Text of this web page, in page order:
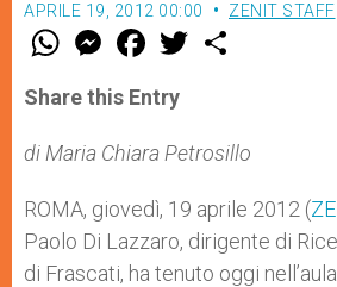
APRILE 19, 2012 00:00 ZENIT STAFF
W
t
s
p
p
M
e
s
e
g
e
F
a
e
b
o
k
w
r
Share this Entry
di Maria Chiara Petrosillo
ROMA, giovedì, 19 aprile 2012 (
Paolo Di Lazzaro, dirigente di
di Frascati, ha tenuto oggi